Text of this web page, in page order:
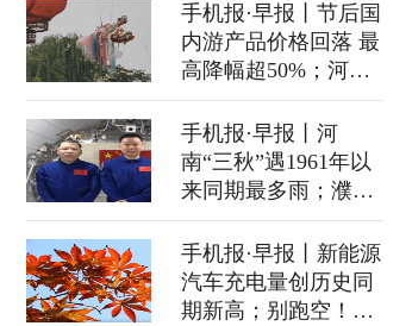
手机报·早报丨节后国
内游产品价格回落 最
高降幅超50%；河南
全省秋作物收获已超
六成
手机报·早报丨河
南“三秋”遇1961年以
来同期最多雨；濮阳
小伙儿捡到12万元现
金，婉拒万元酬谢
手机报·早报丨新能源
汽车充电量创历史同
期新高；别跑空！河